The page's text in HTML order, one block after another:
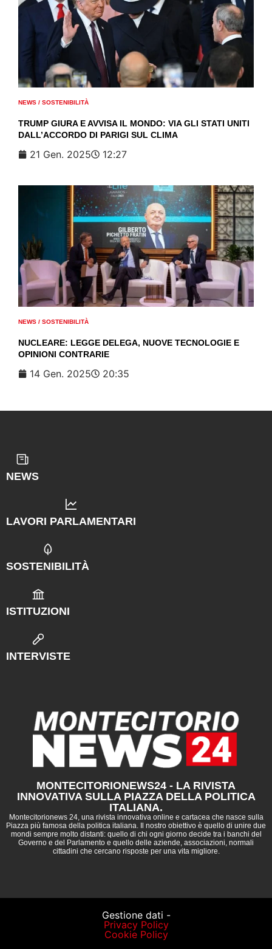
NEWS / SOSTENIBILITÀ
TRUMP GIURA E AVVISA IL MONDO: VIA GLI STATI UNITI
DALL’ACCORDO DI PARIGI SUL CLIMA
21 Gen. 2025 12:27
NEWS / SOSTENIBILITÀ
NUCLEARE: LEGGE DELEGA, NUOVE TECNOLOGIE E
OPINIONI CONTRARIE
14 Gen. 2025 20:35
NEWS
LAVORI PARLAMENTARI
SOSTENIBILITÀ
ISTITUZIONI
INTERVISTE
MONTECITORIONEWS24 - LA RIVISTA
INNOVATIVA SULLA PIAZZA DELLA POLITICA
ITALIANA.
Montecitorionews 24, una rivista innovativa online e cartacea che nasce sulla
Piazza più famosa della politica italiana. Il nostro obiettivo è quello di unire due
mondi sempre molto distanti: quello di chi ogni giorno decide tra i banchi del
Governo e del Parlamento e quello delle aziende, associazioni, normali
cittadini che cercano risposte per una vita migliore.
Gestione dati -
Privacy Policy
Cookie Policy